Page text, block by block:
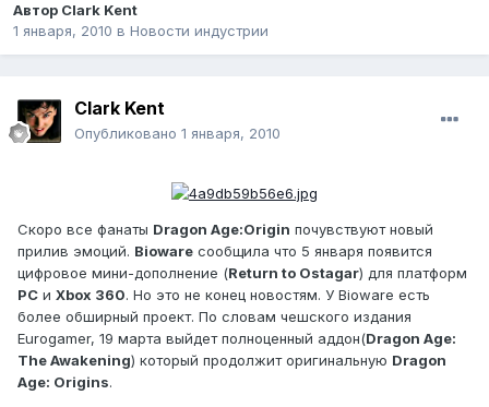
Автор Clark Kent
1 января, 2010 в Новости индустрии
Clark Kent
Опубликовано 1 января, 2010
Скоро все фанаты Dragon Age:Origin почувствуют новый
прилив эмоций. Bioware сообщила что 5 января появится
цифровое мини-дополнение (Return to Ostagar) для платформ
PC и Xbox 360. Но это не конец новостям. У Bioware есть
более обширный проект. По словам чешского издания
Eurogamer, 19 марта выйдет полноценный аддон(Dragon Age:
The Awakening) который продолжит оригинальную Dragon
Age: Origins.